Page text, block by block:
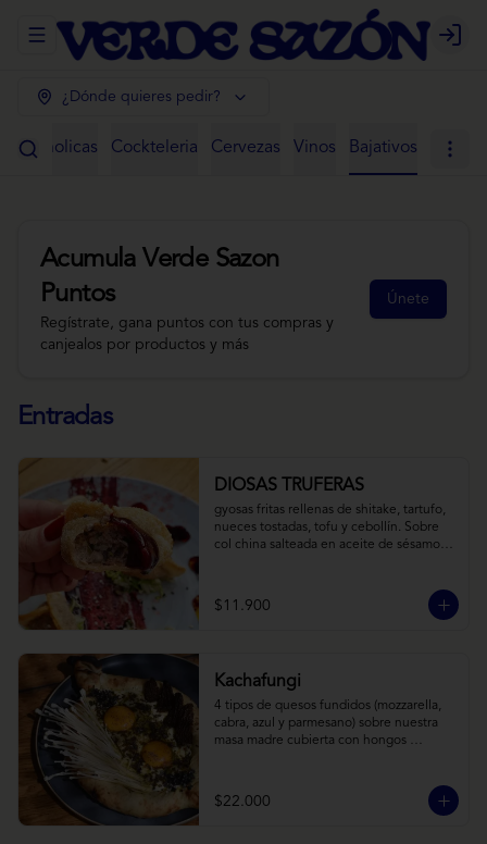
Abrir menu de navegación Login
¿Dónde quieres pedir?
Alcoholicas Cockteleria Cervezas Vinos Bajativos
Acumula Verde Sazon
Puntos
Regístrate, gana puntos con tus compras y
canjealos por productos y más
Únete
Entradas
DIOSAS TRUFERAS
gyosas fritas rellenas de shitake, tartufo,
nueces tostadas, tofu y cebollín. Sobre
col china salteada en aceite de sésamo,
$11.900
Kachafungi
4 tipos de quesos fundidos (mozzarella,
cabra, azul y parmesano) sobre nuestra
masa madre cubierta con hongos
frescas y pequeños toques de
chimichurri.
$22.000